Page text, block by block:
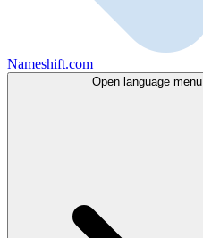
Nameshift.com
Open language menu